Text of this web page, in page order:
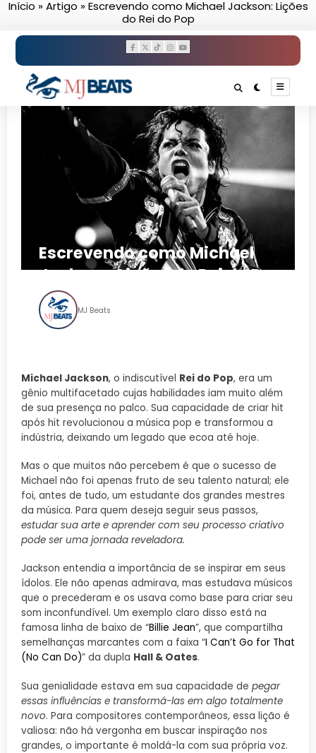
PularInício »Artigo »Escrevendo como Michael Jackson: Lições
do Rei do Pop
Escrevendo como Michael
Jackson: Lições do Rei do Pop
MJ Beats
Michael Jackson, o indiscutível Rei do Pop, era um
gênio multifacetado cujas habilidades iam muito além
de sua presença no palco. Sua capacidade de criar hit
após hit revolucionou a música pop e transformou a
indústria, deixando um legado que ecoa até hoje.
Mas o que muitos não percebem é que o sucesso de
Michael não foi apenas fruto de seu talento natural; ele
foi, antes de tudo, um estudante dos grandes mestres
da música. Para quem deseja seguir seus passos,
estudar sua arte e aprender com seu processo criativo
pode ser uma jornada reveladora.
Jackson entendia a importância de se inspirar em seus
ídolos. Ele não apenas admirava, mas estudava músicos
que o precederam e os usava como base para criar seu
som inconfundível. Um exemplo claro disso está na
famosa linha de baixo de “Billie Jean”, que compartilha
semelhanças marcantes com a faixa “I Can’t Go for That
(No Can Do)” da dupla Hall & Oates.
Sua genialidade estava em sua capacidade de pegar
essas influências e transformá-las em algo totalmente
novo. Para compositores contemporâneos, essa lição é
valiosa: não há vergonha em buscar inspiração nos
grandes, o importante é moldá-la com sua própria voz.